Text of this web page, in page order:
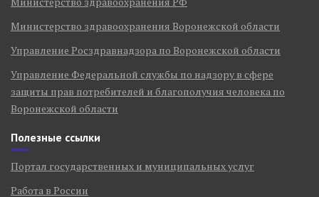
Министерство здравоохранения Воронежской области
Управление Росздравнадзора по Воронежской области
Управление Федеральной службы по надзору в сфере
защиты прав потребителей и благополучия человека по
Воронежской области
Полезные ссылки
Портал государственных и муниципальных услуг
Работа в России